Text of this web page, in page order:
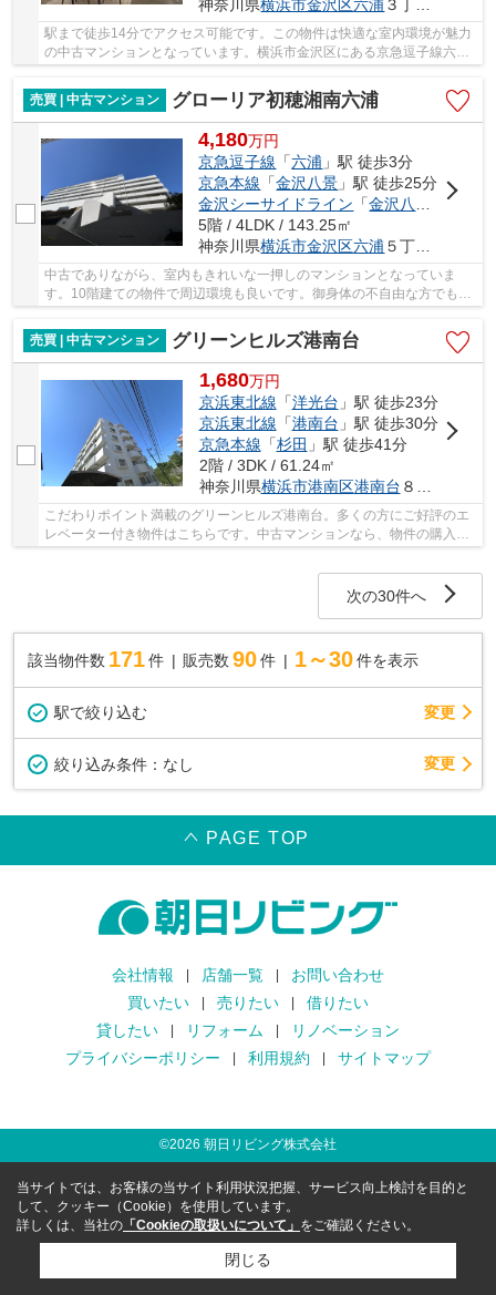
神奈川県横浜市金沢区六浦 ３丁目9-3
駅まで徒歩14分でアクセス可能です。この物件は快適な室内環境が魅力
の中古マンションとなっています。横浜市金沢区にある京急逗子線六浦
周辺でこだわりの物件をお探しなら、当社にお...
売買 | 中古マンション
グローリア初穂湘南六浦
4,180万円
京急逗子線 「六浦 」駅 徒歩3分
京急本線 「金沢八景 」駅 徒歩25分
金沢シーサイドライン 「金沢八景
」駅 徒
5階 / 4LDK / 143.25㎡
神奈川県横浜市金沢区六浦 ５丁目43-1
中古でありながら、室内もきれいな一押しのマンションとなっていま
す。10階建ての物件で周辺環境も良いです。御身体の不自由な方でも安
心のエレベーター付きの物件となっています。当...
売買 | 中古マンション
グリーンヒルズ港南台
1,680万円
京浜東北線 「洋光台 」駅 徒歩23分
京浜東北線 「港南台 」駅 徒歩30分
京急本線 「杉田 」駅 徒歩41分
2階 / 3DK / 61.24㎡
神奈川県横浜市港南区港南台 ８丁目39-28
こだわりポイント満載のグリーンヒルズ港南台。多くの方にご好評のエ
レベーター付き物件はこちらです。中古マンションなら、物件の購入も
次の30件へ
該当物件数 171件 販売数 90 件 1～30 件を表示
駅で絞り込む 変更
絞り込み条件： なし 変更
PAGE TOP
会社情報 店舗一覧
お問い合わせ
買いたい
売りたい
借りたい
貸したい
リフォーム
リノベーション
プライバシーポリシー
利用規約 サイトマップ
©2026 朝日リビング株式会社
当サイトでは、お客様の当サイト利用状況把握、サービス向上検討を目的と
して、クッキー（Cookie）を使用しています。
詳しくは、当社の 「Cookieの取扱いについて」 をご確認ください。
閉じる